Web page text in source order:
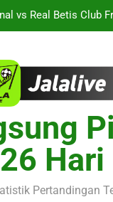
vs Real Betis Club
Streaming Thun vs
Lengkap KuPS
vs Real Betis Club
Laga Pramusim
Hari
Pertandingan